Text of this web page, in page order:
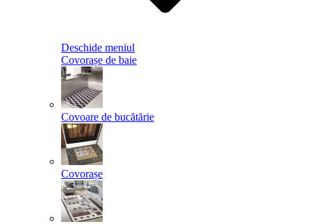
Deschide meniul
Covorașe de baie
Covoare de bucătărie
Covorașe